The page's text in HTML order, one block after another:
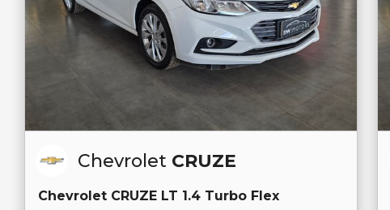
Chevrolet CRUZE
Chevrolet CRUZE LT 1.4 Turbo Flex